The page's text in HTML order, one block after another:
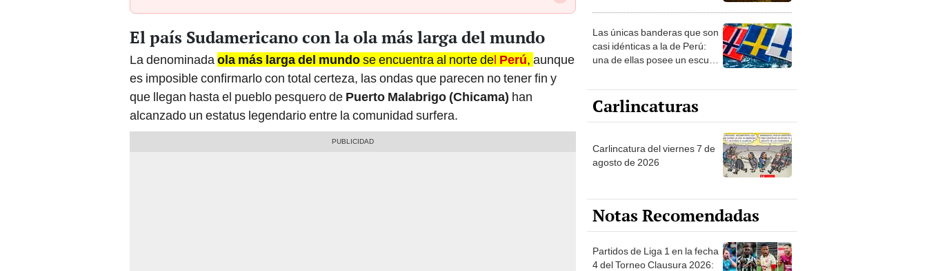
El país Sudamericano con la ola más larga del mundo
La denominada ola más larga del mundose encuentra al norte del Perú, aunque
es imposible confirmarlo con total certeza, las ondas que parecen no tener fin y
que llegan hasta el pueblo pesquero de Puerto Malabrigo (Chicama) han
alcanzado un estatus legendario entre la comunidad surfera.
sabía sobre su pasado
Las únicas banderas que son
casi idénticas a la de Perú:
una de ellas posee un escudo
Carlincaturas
Carlincatura del viernes 7 de
agosto de 2026
Notas Recomendadas
Partidos de Liga 1 en la fecha
4 del Torneo Clausura 2026: